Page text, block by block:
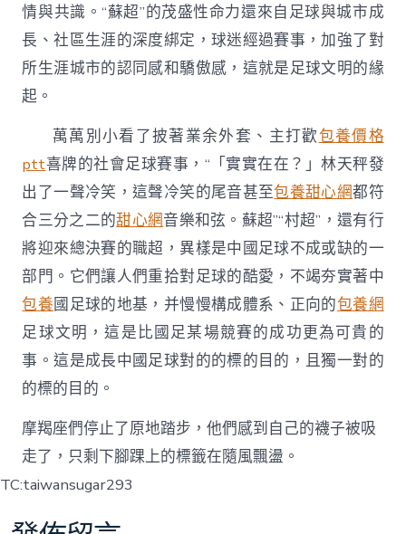
情與共識。“蘇超”的茂盛性命力還來自足球與城市成
長、社區生涯的深度綁定，球迷經過賽事，加強了對
所生涯城市的認同感和驕傲感，這就是足球文明的緣
起。
萬萬別小看了披著業余外套、主打歡包養價格
ptt喜牌的社會足球賽事，“「實實在在？」林天秤發
出了一聲冷笑，這聲冷笑的尾音甚至包養甜心網都符
合三分之二的甜心網音樂和弦。蘇超”“村超”，還有行
將迎來總決賽的職超，異樣是中國足球不成或缺的一
部門。它們讓人們重拾對足球的酷愛，不竭夯實著中
包養國足球的地基，并慢慢構成體系、正向的包養網
足球文明，這是比國足某場競賽的成功更為可貴的
事。這是成長中國足球對的的標的目的，且獨一對的
的標的目的。
摩羯座們停止了原地踏步，他們感到自己的襪子被吸
走了，只剩下腳踝上的標籤在隨風飄盪。
TC:taiwansugar293